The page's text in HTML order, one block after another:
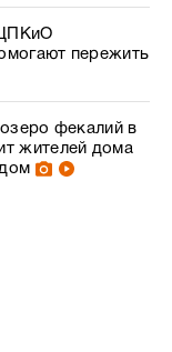
пережить
фекалий в
жителей дома